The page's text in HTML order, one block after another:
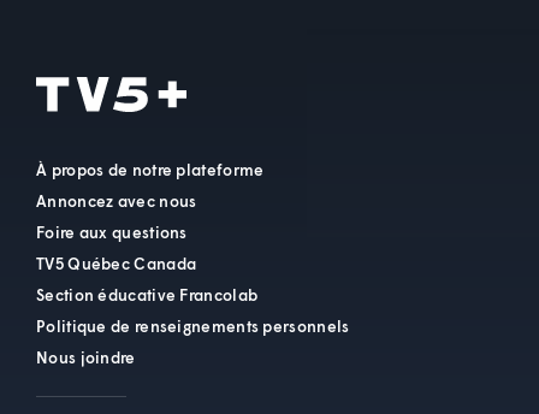
À propos de notre plateforme
Annoncez avec nous
Foire aux questions
TV5 Québec Canada
Section éducative Francolab
Politique de renseignements personnels
Nous joindre